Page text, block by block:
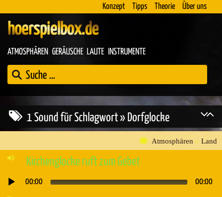
Konzept Tipps Theorie Über uns
hoerspielbox.de
ATMOSPHÄREN GERÄUSCHE LAUTE INSTRUMENTE
1 Sound für Schlagwort » Dorfglocke
Atmosphären » Land
Kirchenglocke ruft zum Gebet
Audio-
00:00 00:00